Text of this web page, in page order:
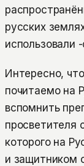
русских
использовали
Интересно,
почитаемо на
вспомнить
просветителя
которого на
и защитником